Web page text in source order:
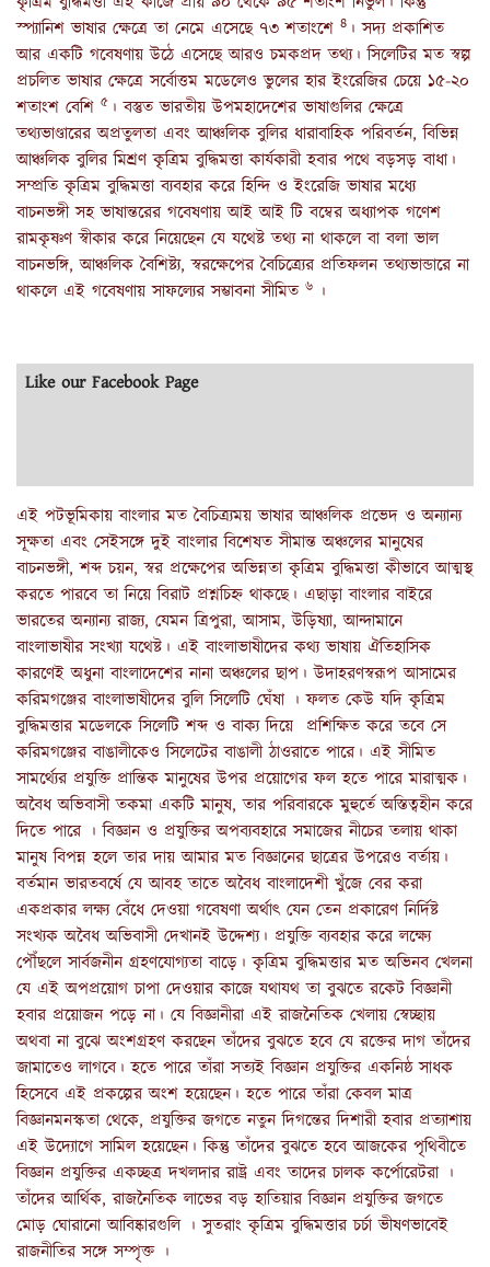
স্প্যানিশ ভাষার ক্ষেত্রে তা নেমে এসেছে ৭৩ শতাংশে ৪ । সদ্য প্রকাশিত
আর একটি গবেষণায় উঠে এসেছে আরও চমকপ্রদ তথ্য। সিলেটির মত স্বল্প
প্রচলিত ভাষার ক্ষেত্রে সর্বোত্তম মডেলেও ভুলের হার ইংরেজির চেয়ে ১৫-২০
শতাংশ বেশি ৫ । বস্তুত ভারতীয় উপমহাদেশের ভাষাগুলির ক্ষেত্রে
তথ্যভাণ্ডারের অপ্রতুলতা এবং আঞ্চলিক বুলির ধারাবাহিক পরিবর্তন, বিভিন্ন
আঞ্চলিক বুলির মিশ্রণ কৃত্রিম বুদ্ধিমত্তা কার্যকারী হবার পথে বড়সড় বাধা।
সম্প্রতি কৃত্রিম বুদ্ধিমত্তা ব্যবহার করে হিন্দি ও ইংরেজি ভাষার মধ্যে
বাচনভঙ্গী সহ ভাষান্তরের গবেষণায় আই আই টি বম্বের অধ্যাপক গণেশ
রামকৃষ্ণণ স্বীকার করে নিয়েছেন যে যথেষ্ট তথ্য না থাকলে বা বলা ভাল
বাচনভঙ্গি, আঞ্চলিক বৈশিষ্ট্য, স্বরক্ষেপের বৈচিত্র্যের প্রতিফলন তথ্যভান্ডারে না
থাকলে এই গবেষণায় সাফল্যের সম্ভাবনা সীমিত ৬ ।
Like our Facebook Page
এই পটভূমিকায় বাংলার মত বৈচিত্র্যময় ভাষার আঞ্চলিক প্রভেদ ও অন্যান্য
সূক্ষতা এবং সেইসঙ্গে দুই বাংলার বিশেষত সীমান্ত অঞ্চলের মানুষের
বাচনভঙ্গী, শব্দ চয়ন, স্বর প্রক্ষেপের অভিন্নতা কৃত্রিম বুদ্ধিমত্তা কীভাবে আত্মস্থ
করতে পারবে তা নিয়ে বিরাট প্রশ্নচিহ্ন থাকছে। এছাড়া বাংলার বাইরে
ভারতের অন্যান্য রাজ্য, যেমন ত্রিপুরা, আসাম, উড়িষ্যা, আন্দামানে
বাংলাভাষীর সংখ্যা যথেষ্ট। এই বাংলাভাষীদের কথ্য ভাষায় ঐতিহাসিক
কারণেই অধুনা বাংলাদেশের নানা অঞ্চলের ছাপ। উদাহরণস্বরূপ আসামের
করিমগঞ্জের বাংলাভাষীদের বুলি সিলেটি ঘেঁষা । ফলত কেউ যদি কৃত্রিম
বুদ্ধিমত্তার মডেলকে সিলেটি শব্দ ও বাক্য দিয়ে প্রশিক্ষিত করে তবে সে
করিমগঞ্জের বাঙালীকেও সিলেটের বাঙালী ঠাওরাতে পারে। এই সীমিত
সামর্থ্যের প্রযুক্তি প্রান্তিক মানুষের উপর প্রয়োগের ফল হতে পারে মারাত্মক।
অবৈধ অভিবাসী তকমা একটি মানুষ, তার পরিবারকে মুহুর্তে অস্তিত্বহীন করে
দিতে পারে । বিজ্ঞান ও প্রযুক্তির অপব্যবহারে সমাজের নীচের তলায় থাকা
মানুষ বিপন্ন হলে তার দায় আমার মত বিজ্ঞানের ছাত্রের উপরেও বর্তায়।
বর্তমান ভারতবর্ষে যে আবহ তাতে অবৈধ বাংলাদেশী খুঁজে বের করা
একপ্রকার লক্ষ্য বেঁধে দেওয়া গবেষণা অর্থাৎ যেন তেন প্রকারেণ নির্দিষ্ট
সংখ্যক অবৈধ অভিবাসী দেখানই উদ্দেশ্য। প্রযুক্তি ব্যবহার করে লক্ষ্যে
পৌঁছলে সার্বজনীন গ্রহণযোগ্যতা বাড়ে। কৃত্রিম বুদ্ধিমত্তার মত অভিনব খেলনা
যে এই অপপ্রয়োগ চাপা দেওয়ার কাজে যথাযথ তা বুঝতে রকেট বিজ্ঞানী
হবার প্রয়োজন পড়ে না। যে বিজ্ঞানীরা এই রাজনৈতিক খেলায় স্বেচ্ছায়
অথবা না বুঝে অংশগ্রহণ করছেন তাঁদের বুঝতে হবে যে রক্তের দাগ তাঁদের
জামাতেও লাগবে। হতে পারে তাঁরা সত্যই বিজ্ঞান প্রযুক্তির একনিষ্ঠ সাধক
হিসেবে এই প্রকল্পের অংশ হয়েছেন। হতে পারে তাঁরা কেবল মাত্র
বিজ্ঞানমনস্কতা থেকে, প্রযুক্তির জগতে নতুন দিগন্তের দিশারী হবার প্রত্যাশায়
এই উদ্যোগে সামিল হয়েছেন। কিন্তু তাঁদের বুঝতে হবে আজকের পৃথিবীতে
বিজ্ঞান প্রযুক্তির একচ্ছত্র দখলদার রাষ্ট্র এবং তাদের চালক কর্পোরেটরা ।
তাঁদের আর্থিক, রাজনৈতিক লাভের বড় হাতিয়ার বিজ্ঞান প্রযুক্তির জগতে
মোড় ঘোরানো আবিষ্কারগুলি । সুতরাং কৃত্রিম বুদ্ধিমত্তার চর্চা ভীষণভাবেই
রাজনীতির সঙ্গে সম্পৃক্ত ।